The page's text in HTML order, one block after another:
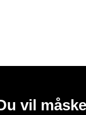
vil